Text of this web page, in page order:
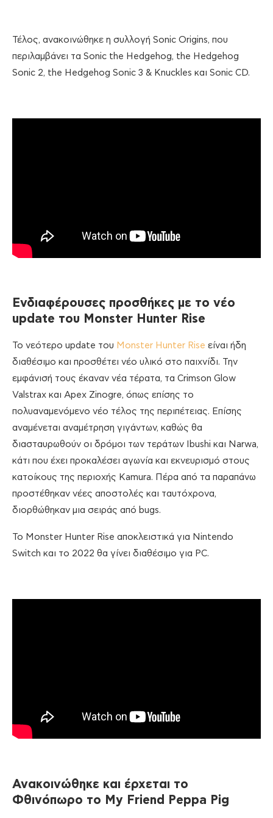
Τέλος, ανακοινώθηκε η συλλογή Sonic Origins, που
περιλαμβάνει τα Sonic the Hedgehog, the Hedgehog
Sonic 2, the Hedgehog Sonic 3 & Knuckles και Sonic CD.
Ενδιαφέρουσες προσθήκες με το νέο
update του Monster Hunter Rise
To νεότερο update του Monster Hunter Rise είναι ήδη
διαθέσιμο και προσθέτει νέο υλικό στο παιχνίδι. Την
εμφάνισή τους έκαναν νέα τέρατα, τα Crimson Glow
Valstrax και Apex Zinogre, όπως επίσης το
πολυαναμενόμενο νέο τέλος της περιπέτειας. Επίσης
αναμένεται αναμέτρηση γιγάντων, καθώς θα
διασταυρωθούν οι δρόμοι των τεράτων Ibushi και Narwa,
κάτι που έχει προκαλέσει αγωνία και εκνευρισμό στους
κατοίκους της περιοχής Kamura. Πέρα από τα παραπάνω
προστέθηκαν νέες αποστολές και ταυτόχρονα,
διορθώθηκαν μια σειράς από bugs.
Το Monster Hunter Rise αποκλειστικά για Nintendo
Switch και το 2022 θα γίνει διαθέσιμο για PC.
Ανακοινώθηκε και έρχεται το
Φθινόπωρο το My Friend Peppa Pig